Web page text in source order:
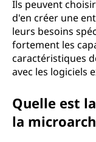
Ils peuvent
d'en créer une
leurs besoins
fortement les
caractéristiques
avec les logiciels
Quelle est
la